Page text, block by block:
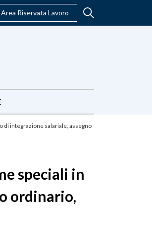
Area Riservata Lavoro
di integrazione salariale, assegno
speciali in
ordinario,